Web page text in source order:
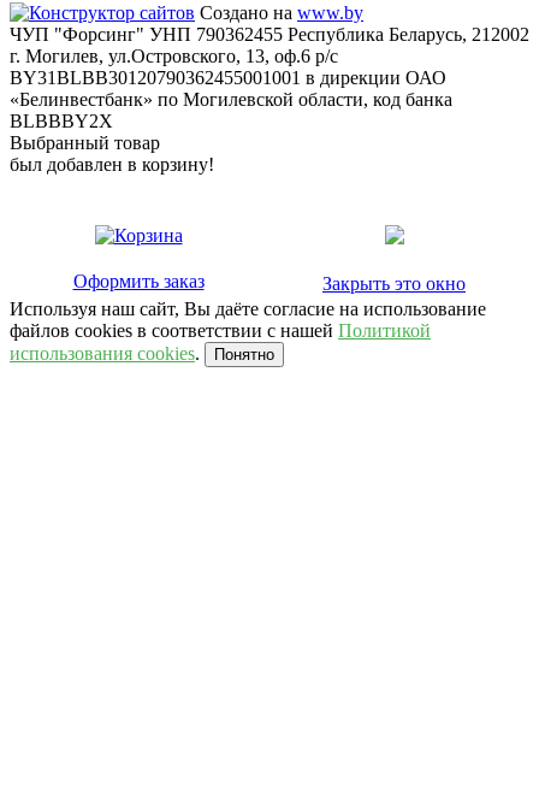
Создано на www.by
ЧУП "Форсинг" УНП 790362455 Республика Беларусь, 212002
г. Могилев, ул.Островского, 13, оф.6 р/с
BY31BLBB30120790362455001001 в дирекции ОАО
«Белинвестбанк» по Могилевской области, код банка
BLBBBY2X
Выбранный товар
был добавлен в корзину!
Оформить заказ
Закрыть это окно
Используя наш сайт, Вы даёте согласие на использование
файлов cookies в соответствии с нашей Политикой
использования cookies. Понятно